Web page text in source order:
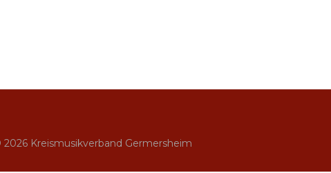
2026 Kreismusikverband Germersheim